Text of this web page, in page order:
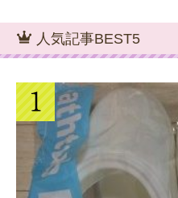
人気記事BEST5